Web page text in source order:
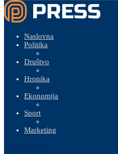
Naslovna
Politika
Društvo
Hronika
Ekonomija
Sport
Marketing